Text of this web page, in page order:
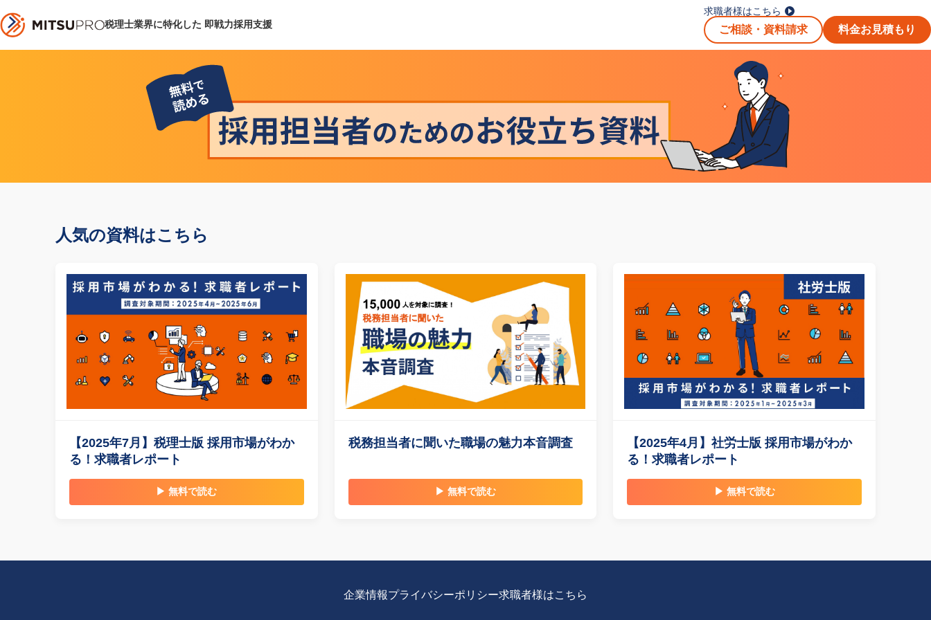
税理士業界に特化した 即戦力採用支援 ご相談・資料請求 料金お見積もり
求職者様はこちら
人気の資料はこちら
【2025年7月】税理士版 採用市場がわか
る！求職者レポート
▶ 無料で読む
税務担当者に聞いた職場の魅力本音調査
▶ 無料で読む
【2025年4月】社労士版 採用市場がわか
る！求職者レポート
▶ 無料で読む
企業情報プライバシーポリシー求職者様はこちら